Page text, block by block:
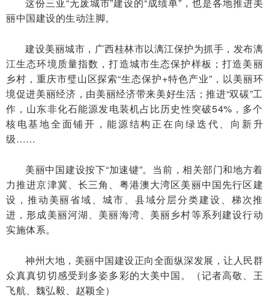
丽中国建设的生动注脚。
建设美丽城市，广西桂林市以漓江保护为抓手，发布漓
江生态环境质量指数，打造城市生态保护样板；打造美丽
乡村，重庆市璧山区探索“生态保护+特色产业”，以美丽环
境促进美丽经济，由美丽经济带来美好生活；推进“双碳”工
作，山东非化石能源发电装机占比历史性突破54%，多个
核电基地全面铺开，能源结构正在向绿迭代、向新升
级……
美丽中国建设按下“加速键”。当前，相关部门和地方着
力推进京津冀、长三角、粤港澳大湾区美丽中国先行区建
设，推动美丽省域、城市、县域分层分类建设、梯次推
进，形成美丽河湖、美丽海湾、美丽乡村等系列建设行动
实施体系。
神州大地，美丽中国建设正向全面纵深发展，让人民群
众真真切切感受到多姿多彩的大美中国。（记者高敬、王
飞航、魏弘毅、赵颖全）